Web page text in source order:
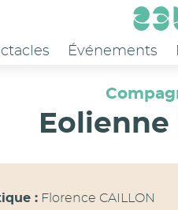
Événements
Eolienne
: Florence CAILLON